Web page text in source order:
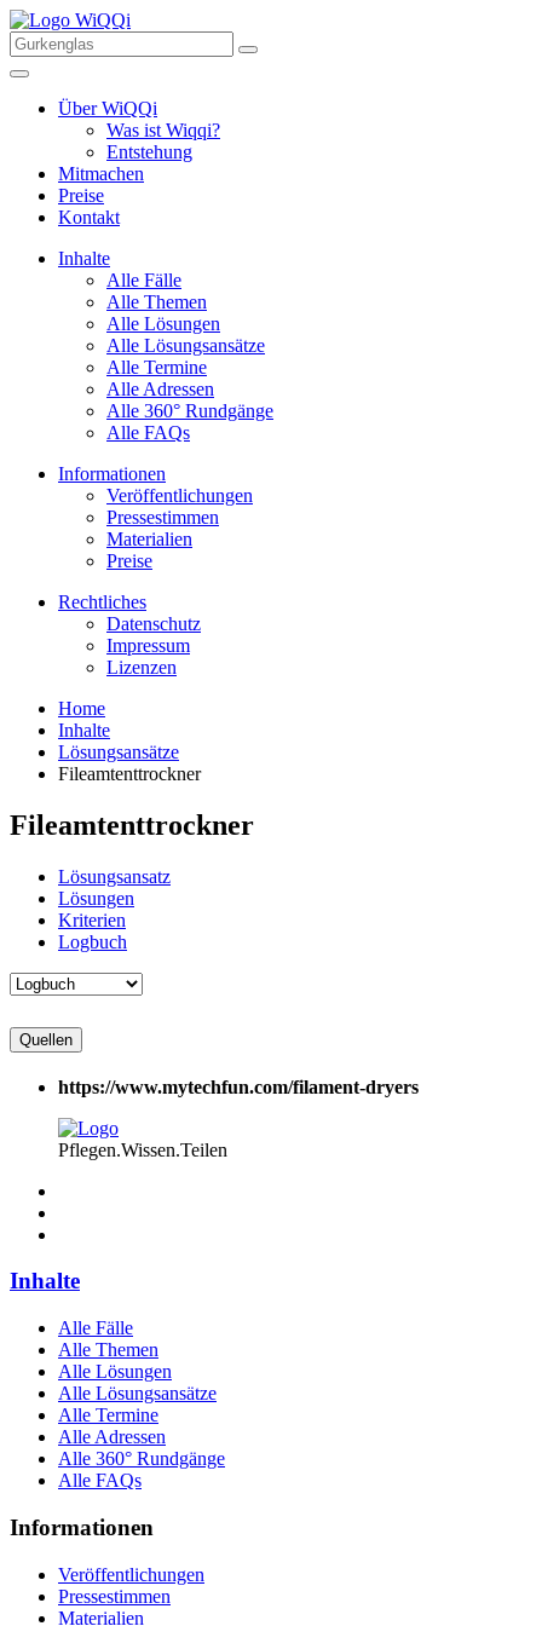
Über WiQQi
Was ist Wiqqi?
Entstehung
Mitmachen
Preise
Kontakt
Inhalte
Alle Fälle
Alle Themen
Alle Lösungen
Alle Lösungsansätze
Alle Termine
Alle Adressen
Alle 360° Rundgänge
Alle FAQs
Informationen
Veröffentlichungen
Pressestimmen
Materialien
Preise
Rechtliches
Datenschutz
Impressum
Lizenzen
Home
Inhalte
Lösungsansätze
Fileamtenttrockner
Fileamtenttrockner
Lösungsansatz
Lösungen
Kriterien
Logbuch
Quellen
https://www.mytechfun.com/filament-dryers
Pflegen.Wissen.Teilen
Inhalte
Alle Fälle
Alle Themen
Alle Lösungen
Alle Lösungsansätze
Alle Termine
Alle Adressen
Alle 360° Rundgänge
Alle FAQs
Informationen
Veröffentlichungen
Pressestimmen
Materialien